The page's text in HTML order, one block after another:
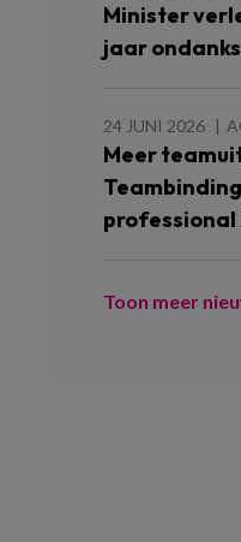
Minister
jaar
24 JUNI 2026
Meer
professional
Toon meer